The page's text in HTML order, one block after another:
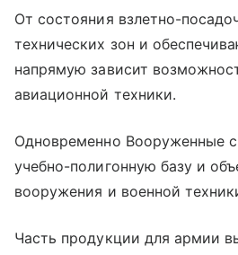
От состояния взлетно-
технических зон и
напрямую зависит
авиационной техники.
Одновременно Вооруженные
учебно-полигонную базу и
вооружения и военной
Часть продукции для армии